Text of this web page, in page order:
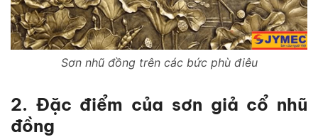
Sơn nhũ đồng trên các bức phù điêu
2. Đặc điểm của sơn giả cổ nhũ
đồng